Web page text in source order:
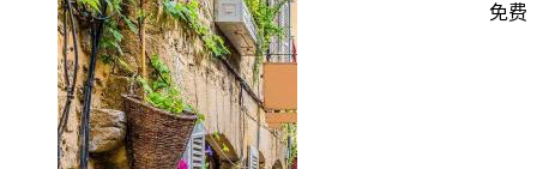
免费